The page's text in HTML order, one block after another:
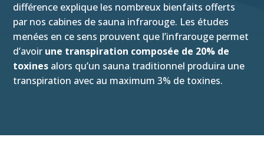
différence explique les nombreux bienfaits offerts
par nos cabines de sauna infrarouge. Les études
menées en ce sens prouvent que l’infrarouge permet
d’avoir une transpiration composée de 20% de
toxines alors qu’un sauna traditionnel produira une
transpiration avec au maximum 3% de toxines.